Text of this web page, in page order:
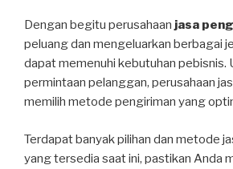
Dengan begitu perusahaan jasa
peluang dan mengeluarkan berbagai
dapat memenuhi kebutuhan pebisnis.
permintaan pelanggan, perusahaan
memilih metode pengiriman yang
Terdapat banyak pilihan dan metode
yang tersedia saat ini, pastikan Anda